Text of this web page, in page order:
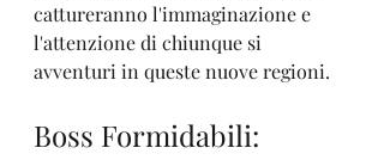
cattureranno l'immaginazione e
l'attenzione di chiunque si
avventuri in queste nuove regioni.
Boss Formidabili: